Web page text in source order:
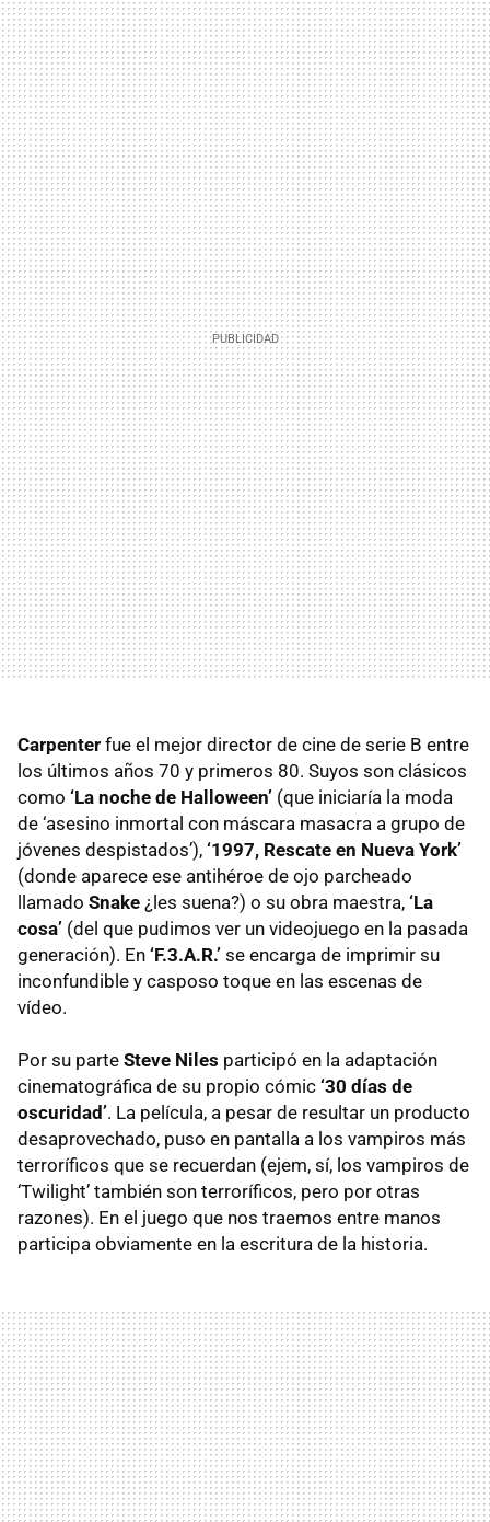
Carpenter fue el mejor director de cine de serie B entre
los últimos años 70 y primeros 80. Suyos son clásicos
como ‘La noche de Halloween’ (que iniciaría la moda
de ‘asesino inmortal con máscara masacra a grupo de
jóvenes despistados’), ‘1997, Rescate en Nueva York’
(donde aparece ese antihéroe de ojo parcheado
llamado Snake ¿les suena?) o su obra maestra, ‘La
cosa’ (del que pudimos ver un videojuego en la pasada
generación). En ‘F.3.A.R.’ se encarga de imprimir su
inconfundible y casposo toque en las escenas de
vídeo.
Por su parte Steve Niles participó en la adaptación
cinematográfica de su propio cómic ‘30 días de
oscuridad’. La película, a pesar de resultar un producto
desaprovechado, puso en pantalla a los vampiros más
terroríficos que se recuerdan (ejem, sí, los vampiros de
‘Twilight’ también son terroríficos, pero por otras
razones). En el juego que nos traemos entre manos
participa obviamente en la escritura de la historia.